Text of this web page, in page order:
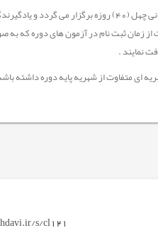
جهت رفاه حال یادگیرندگان محترم دوره های آفلاین (محتوا محور) دریک
نمایند .
ای متفاوت از شهریه پایه دوره داشته